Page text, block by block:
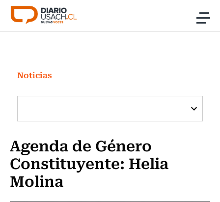
Click acá para ir directamente al contenido
Investigación
Cultura
Programas Radio y TV Usach
Noticias
Agenda de Género
Constituyente: Helia
Molina